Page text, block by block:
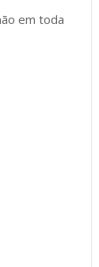
em toda